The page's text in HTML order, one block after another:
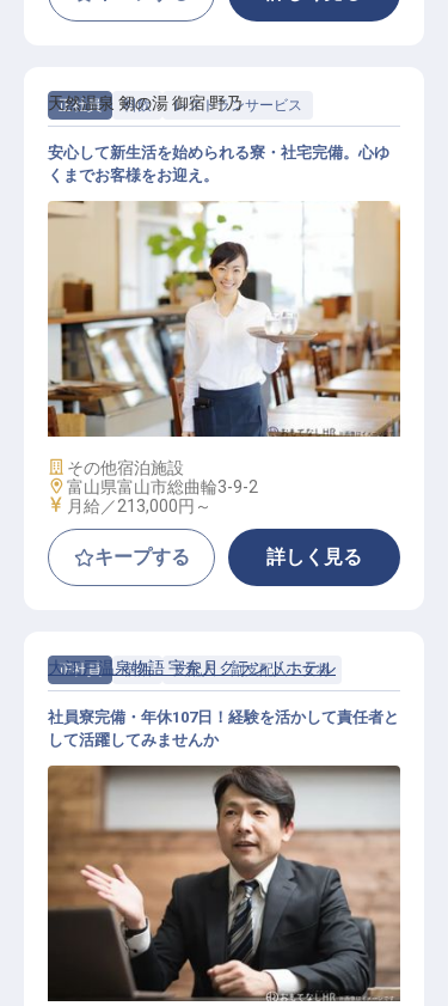
正社員 料飲 レストランサービス
レストランサービス
天然温泉 剱の湯 御宿 野乃
安心して新生活を始められる寮・社宅完備。心ゆ
くまでお客様をお迎え。
施設業態
その他宿泊施設
勤務地
富山県富山市総曲輪3-9-2
給与
月給／213,000円～
キープする 詳しく見る
正社員 宿泊 支配人・副支配人・女将
支配人・副支配人・女将 / 正社員
大江戸温泉物語 宇奈月グランドホテル
社員寮完備・年休107日！経験を活かして責任者と
して活躍してみませんか